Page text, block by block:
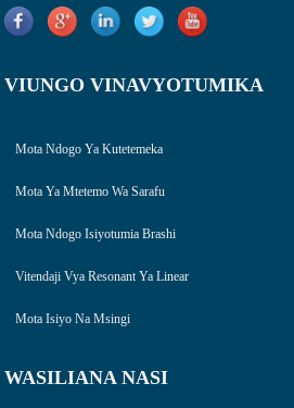
VIUNGO VINAVYOTUMIKA
Mota Ndogo Ya Kutetemeka
Mota Ya Mtetemo Wa Sarafu
Mota Ndogo Isiyotumia Brashi
Vitendaji Vya Resonant Ya Linear
Mota Isiyo Na Msingi
WASILIANA NASI